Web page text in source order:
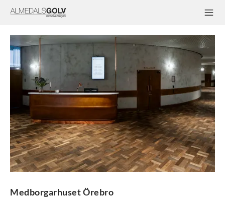
Medborgarhuset Örebro